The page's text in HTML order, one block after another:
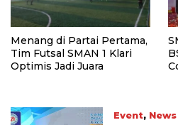
Menang di Partai Pertama,
Tim Futsal SMAN 1 Klari
Optimis Jadi Juara
Event, News